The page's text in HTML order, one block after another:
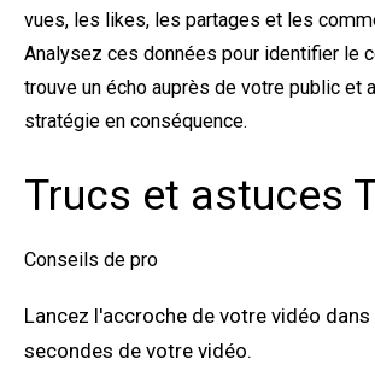
vues, les likes, les partages et les
Analysez ces données pour identifier le
trouve un écho auprès de votre public et
stratégie en conséquence.
Trucs et astuces
Conseils de pro
Lancez l'accroche de votre vidéo
secondes de votre vidéo.